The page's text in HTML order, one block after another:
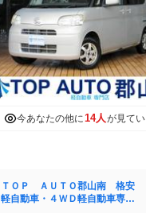
今あなたの他に 14人 が見て
ＴＯＰ ＡＵＴＯ郡山南 格安
軽自動車・４ＷＤ軽自動車専門